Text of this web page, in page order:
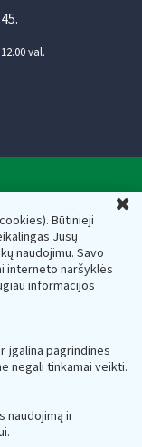
Būtinieji
Jūsų
naudojimu. Savo
interneto naršyklės
informacijos
įgalina pagrindines
negali tinkamai veikti.
naudojimą ir
val.
el.paštas:
Lietuvos
Juridinių